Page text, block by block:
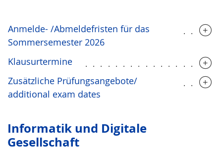
Anmelde- /Abmeldefristen für das
Sommersemester 2026
Klausurtermine
Zusätzliche Prüfungsangebote/
additional exam dates
Infor­ma­tik und Digitale
Gesellschaft